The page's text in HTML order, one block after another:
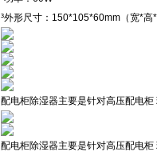
³外形尺寸：150*105*60mm（宽*高*
配电柜除湿器主要是针对高压配电
配电柜除湿器主要是针对高压配电